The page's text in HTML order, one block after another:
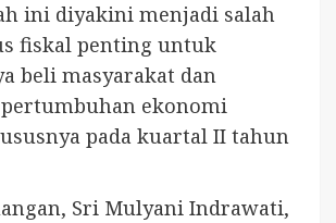
ini diyakini menjadi salah
fiskal penting untuk
beli masyarakat dan
ekonomi
pada kuartal II tahun
Sri Mulyani Indrawati,